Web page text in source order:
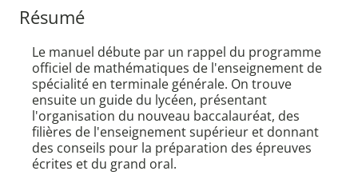
Résumé
Le manuel débute par un rappel du programme
officiel de mathématiques de l'enseignement de
spécialité en terminale générale. On trouve
ensuite un guide du lycéen, présentant
l'organisation du nouveau baccalauréat, des
filières de l'enseignement supérieur et donnant
des conseils pour la préparation des épreuves
écrites et du grand oral.